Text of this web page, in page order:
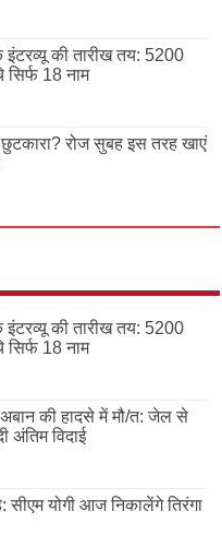
इंटरव्यू की तारीख तय: 5200
18 नाम
छुटकारा? रोज सुबह इस तरह खाएं
इंटरव्यू की तारीख तय: 5200
18 नाम
की हादसे में मौ/त: जेल से
अंतिम विदाई
सीएम योगी आज निकालेंगे तिरंगा